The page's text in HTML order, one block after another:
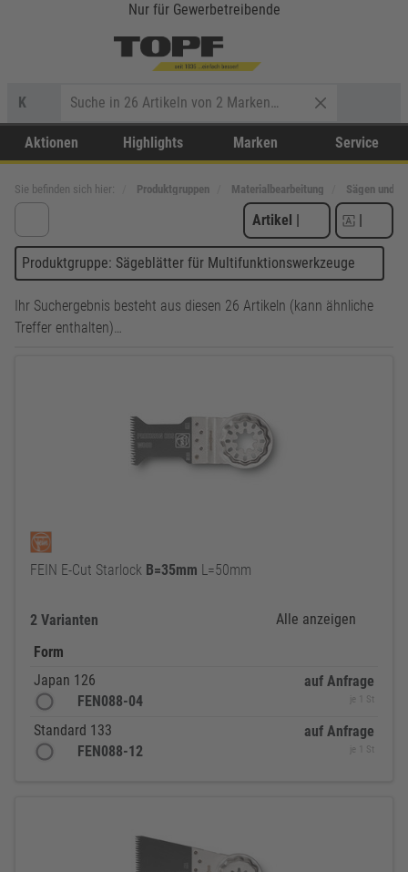
Nur für Gewerbetreibende
K
Aktionen Highlights Marken Service
Sie befinden sich hier: Produktgruppen Materialbearbeitung Sägen und
Artikel | |
Produktgruppe: Sägeblätter für Multifunktionswerkzeuge
Ihr Suchergebnis besteht aus diesen 26 Artikeln (kann ähnliche
Treffer enthalten)…
FEIN E-Cut Starlock B=35mm L=50mm
2 Varianten
Alle anzeigen
Form
Japan 126
FEN088-04
auf Anfrage
je 1 St
Standard 133
FEN088-12
auf Anfrage
je 1 St